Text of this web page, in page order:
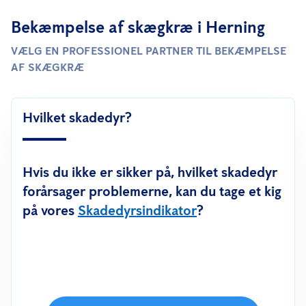
Både skægkræ og sølvfisk har tre haletråde, men haletrådene er
længere på skægkræ end hos sølvfisk.
Skægkræ har behåring på hovedet, og de er mørkere end
Bekæmpelse af skægkræ i Herning
VÆLG EN PROFESSIONEL PARTNER TIL BEKÆMPELSE
AF SKÆGKRÆ
Hvilket skadedyr?
Hvis du ikke er sikker på, hvilket skadedyr
forårsager problemerne, kan du tage et kig
på vores Skadedyrsindikator?